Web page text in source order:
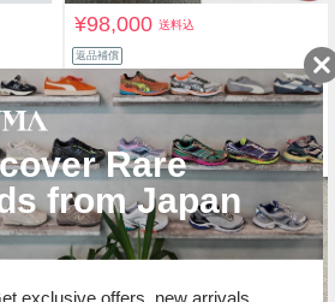
¥98,000送料込
返品補償
CELINE
PERSONAL SHOPPER
Nisho.15